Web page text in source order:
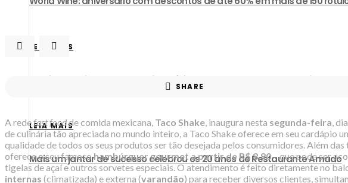
LEIA MAIS
Pereira Convida recebe chef Fabrício Lemos para almoço exclusivo
LEIA MAIS
Mais um jantar de sucesso celebrou os 20 anos do Restaurante Amado
SHARE
A redefast foodde comida mexicana, Taco Shake , inaugura nesta segunda-feira ,
de culinária tão apreciada no mundo inteiro, a Taco Shake oferece em seu cardápio
qualidade de todos os seus produtos ser tão desejada pelos consumidores. Além
oferece o seu famosohambúrguer gourmet a partir de R$ 8,90– que pode ser
tigelas de açaí e outros sorvetes especiais. O atendimento é feito diretamente no
internas (climatizada) e externa (varandão) para receber diversos clientes,